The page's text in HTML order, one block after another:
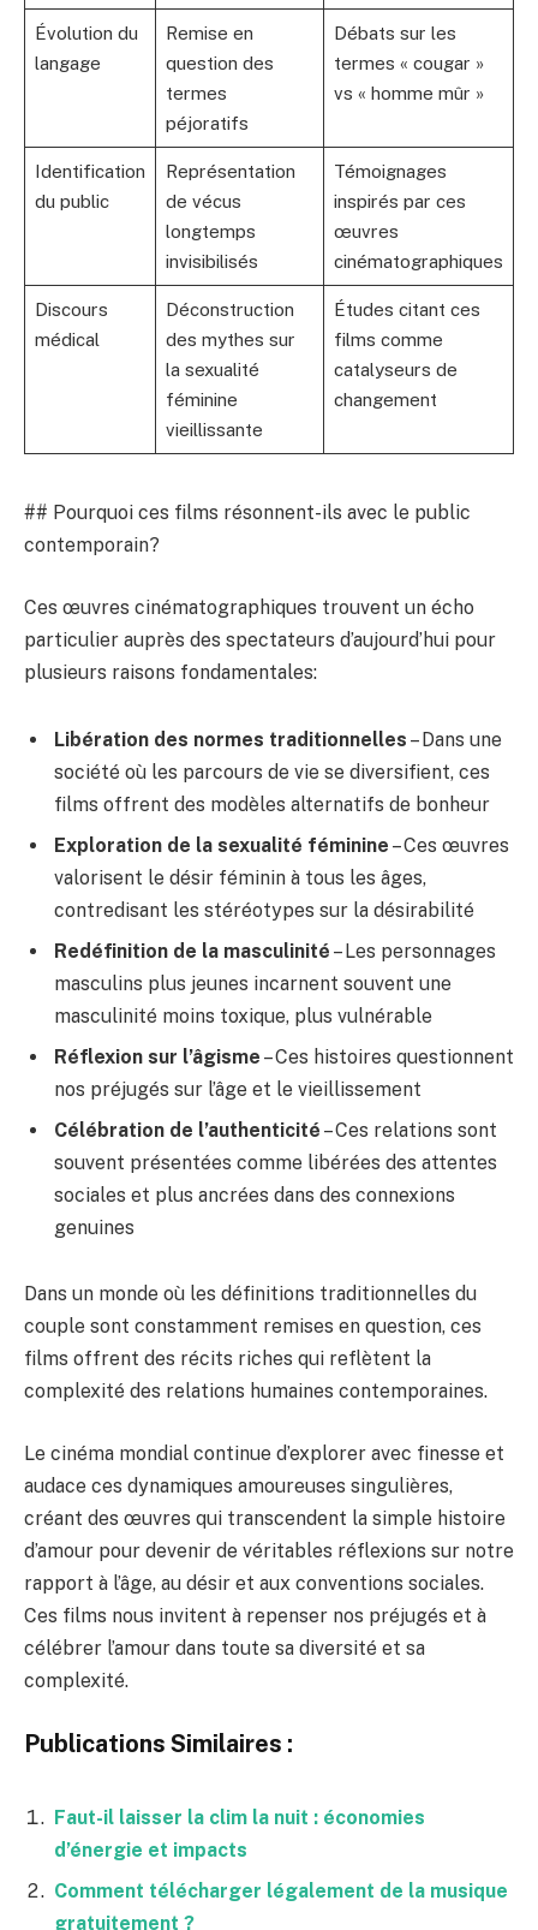
Évolution du
langage
Remise en
question des
termes
péjoratifs
Débats sur les
termes « cougar »
vs « homme mûr »
Identification
du public
Représentation
de vécus
longtemps
invisibilisés
Témoignages
inspirés par ces
œuvres
cinématographiques
Discours
médical
Déconstruction
des mythes sur
la sexualité
féminine
vieillissante
Études citant ces
films comme
catalyseurs de
changement
## Pourquoi ces films résonnent-ils avec le public
contemporain?
Ces œuvres cinématographiques trouvent un écho
particulier auprès des spectateurs d’aujourd’hui pour
plusieurs raisons fondamentales:
Libération des normes traditionnelles – Dans une
société où les parcours de vie se diversifient, ces
films offrent des modèles alternatifs de bonheur
Exploration de la sexualité féminine – Ces œuvres
valorisent le désir féminin à tous les âges,
contredisant les stéréotypes sur la désirabilité
Redéfinition de la masculinité – Les personnages
masculins plus jeunes incarnent souvent une
masculinité moins toxique, plus vulnérable
Réflexion sur l’âgisme – Ces histoires questionnent
nos préjugés sur l’âge et le vieillissement
Célébration de l’authenticité – Ces relations sont
souvent présentées comme libérées des attentes
sociales et plus ancrées dans des connexions
genuines
Dans un monde où les définitions traditionnelles du
couple sont constamment remises en question, ces
films offrent des récits riches qui reflètent la
complexité des relations humaines contemporaines.
Le cinéma mondial continue d’explorer avec finesse et
audace ces dynamiques amoureuses singulières,
créant des œuvres qui transcendent la simple histoire
d’amour pour devenir de véritables réflexions sur notre
rapport à l’âge, au désir et aux conventions sociales.
Ces films nous invitent à repenser nos préjugés et à
célébrer l’amour dans toute sa diversité et sa
complexité.
Publications Similaires :
Faut-il laisser la clim la nuit : économies
d’énergie et impacts
Comment télécharger légalement de la musique
gratuitement ?